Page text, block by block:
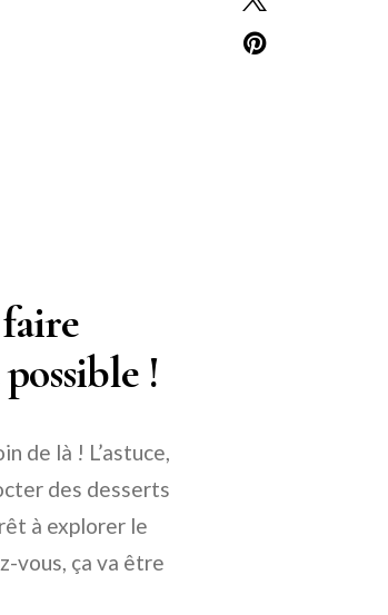
!
de là ! L’astuce,
des desserts
à explorer le
vous, ça va être